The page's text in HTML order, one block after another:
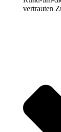
vertrauten